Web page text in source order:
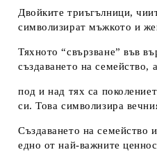
Двойките триъгълници,
символизират мъжкото и
Тяхното “свързване” във
създаването на семейство,
под и над тях са
си. Това символизира
Създаването на семейство
едно от най-важните